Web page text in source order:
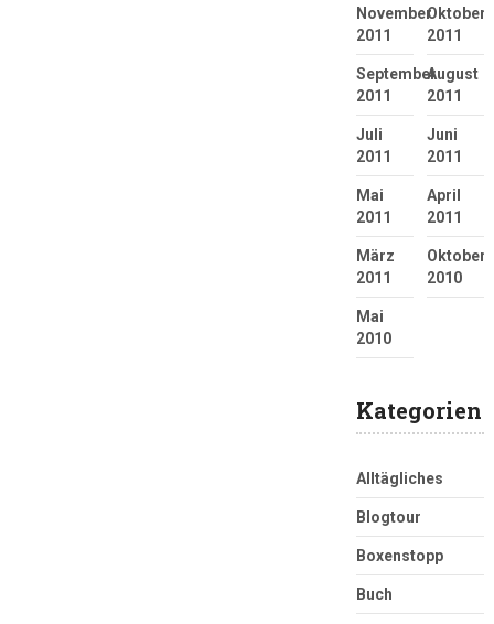
November
2011
Oktober
2011
September
2011
August
2011
Juli
2011
Juni
2011
Mai
2011
April
2011
März
2011
Oktober
2010
Mai
2010
Kategorien
Alltägliches
Blogtour
Boxenstopp
Buch